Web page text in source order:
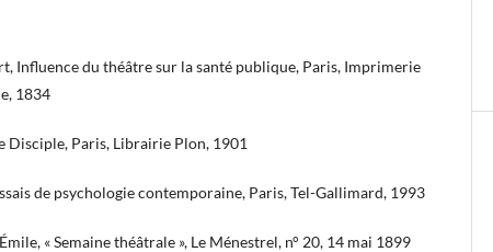
Influence du théâtre sur la santé publique, Paris, Imprimerie
1834
Disciple, Paris, Librairie Plon, 1901
de psychologie contemporaine, Paris, Tel-Gallimard, 1993
« Semaine théâtrale », Le Ménestrel, n° 20, 14 mai 1899